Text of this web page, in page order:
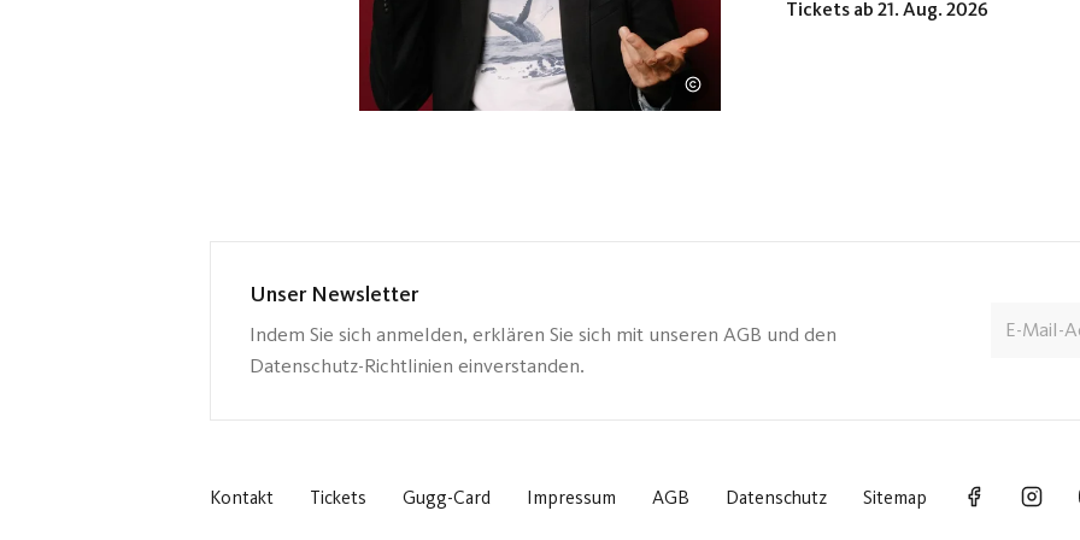
Müllers Schüttelreimen rezitiert
Tickets ab 21. Aug. 2026
Unser Newsletter
Indem Sie sich anmelden, erklären Sie sich mit unseren AGB und den
Datenschutz-Richtlinien einverstanden.
Kontakt Tickets Gugg-Card Impressum AGB Datenschutz Sitemap